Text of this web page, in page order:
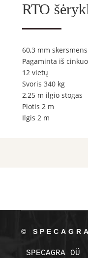
RTO
60,3 mm
Pagaminta iš
12 vietų
Svoris 340 kg
2,25 m ilgio stogas
Plotis 2 m
Ilgis 2 m
© SPECAGRA
SPECAGRA OÜ